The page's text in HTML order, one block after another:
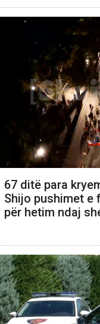
67 ditë para
Shijo pushimet e
për hetim ndaj